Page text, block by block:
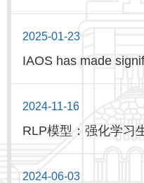
highlights by AGU
2025-01-23
IAOS has made
research of marine
dynamic processes
2024-11-16
RLP模型：强化学习
2024-06-03